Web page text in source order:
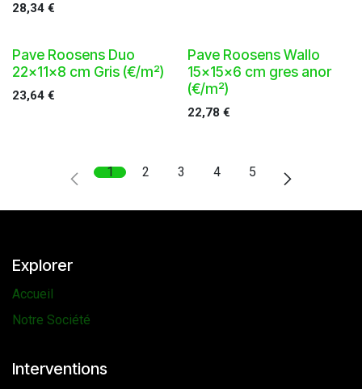
28,34 €
Pave Roosens Duo
22x11x8 cm Gris (€/m²)
23,64 €
Pave Roosens Wallo
15x15x6 cm gres anor
(€/m²)
22,78 €
1 2 3 4 5
Explorer
Accueil
Notre Société
Interventions